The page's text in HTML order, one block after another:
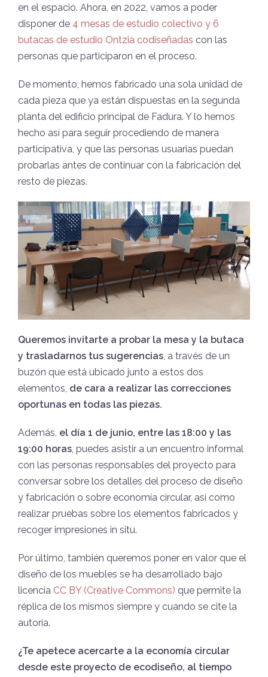
en el espacio. Ahora, en 2022, vamos a poder
disponer de 4 mesas de estudio colectivo y 6
butacas de estudio Ontzia codiseñadas con las
personas que participaron en el proceso.
De momento, hemos fabricado una sola unidad de
cada pieza que ya están dispuestas en la segunda
planta del edificio principal de Fadura. Y lo hemos
hecho así para seguir procediendo de manera
participativa, y que las personas usuarias puedan
probarlas antes de continuar con la fabricación del
resto de piezas.
Queremos invitarte a probar la mesa y la butaca
y trasladarnos tus sugerencias, a través de un
buzón que está ubicado junto a estos dos
elementos, de cara a realizar las correcciones
oportunas en todas las piezas.
Además, el día 1 de junio, entre las 18:00 y las
19:00 horas, puedes asistir a un encuentro informal
con las personas responsables del proyecto para
conversar sobre los detalles del proceso de diseño
y fabricación o sobre economía circular, así como
realizar pruebas sobre los elementos fabricados y
recoger impresiones in situ.
Por último, también queremos poner en valor que el
diseño de los muebles se ha desarrollado bajo
licencia CC BY (Creative Commons) que permite la
réplica de los mismos siempre y cuando se cite la
autoría.
¿Te apetece acercarte a la economía circular
desde este proyecto de ecodiseño, al tiempo